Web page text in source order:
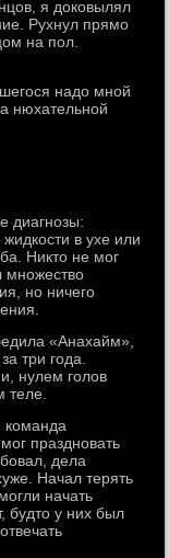
я доковылял
Рухнул прямо
на пол.
надо мной
нюхательной
диагнозы:
в ухе или
Никто не мог
множество
но ничего
«Анахайм»,
три года.
нулем голов
команда
праздновать
дела
Начал терять
начать
будто у них был